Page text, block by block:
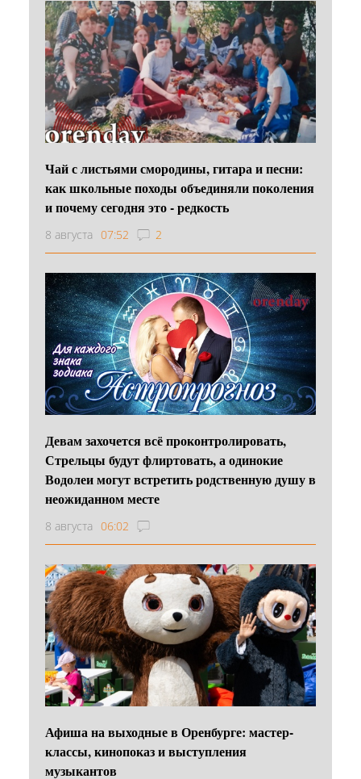
Чай с листьями смородины, гитара и песни:
как школьные походы объединяли поколения
и почему сегодня это - редкость
8 августа 07:52 2
Девам захочется всё проконтролировать,
Стрельцы будут флиртовать, а одинокие
Водолеи могут встретить родственную душу в
неожиданном месте
8 августа 06:02
Афиша на выходные в Оренбурге: мастер-
классы, кинопоказ и выступления
музыкантов